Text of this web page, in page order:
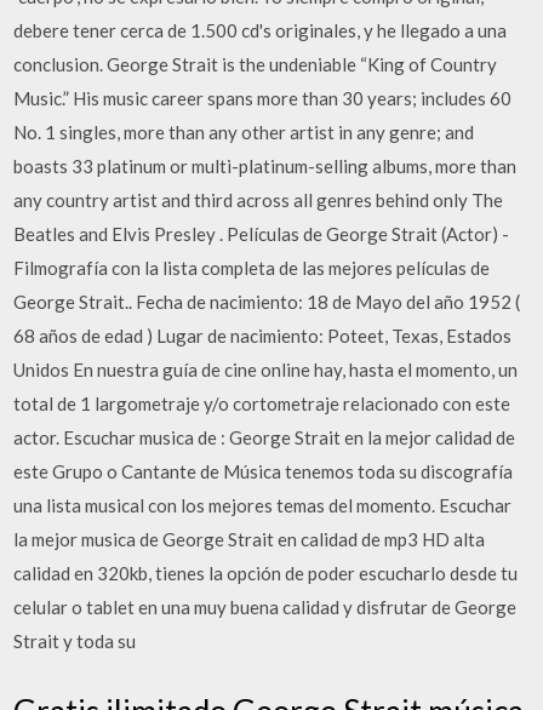
debere tener cerca de 1.500 cd's originales, y he llegado a una
conclusion. George Strait is the undeniable “King of Country
Music.” His music career spans more than 30 years; includes 60
No. 1 singles, more than any other artist in any genre; and
boasts 33 platinum or multi-platinum-selling albums, more than
any country artist and third across all genres behind only The
Beatles and Elvis Presley . Películas de George Strait (Actor) -
Filmografía con la lista completa de las mejores películas de
George Strait.. Fecha de nacimiento: 18 de Mayo del año 1952 (
68 años de edad ) Lugar de nacimiento: Poteet, Texas, Estados
Unidos En nuestra guía de cine online hay, hasta el momento, un
total de 1 largometraje y/o cortometraje relacionado con este
actor. Escuchar musica de : George Strait en la mejor calidad de
este Grupo o Cantante de Música tenemos toda su discografía
una lista musical con los mejores temas del momento. Escuchar
la mejor musica de George Strait en calidad de mp3 HD alta
calidad en 320kb, tienes la opción de poder escucharlo desde tu
celular o tablet en una muy buena calidad y disfrutar de George
Strait y toda su